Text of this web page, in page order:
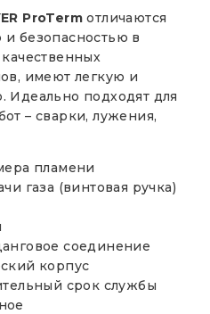
ProTerm отличаются
безопасностью в
имеют легкую и
подходят для
– сварки, лужения,
пламени
газа (винтовая ручка)
соединение
корпус
срок службы